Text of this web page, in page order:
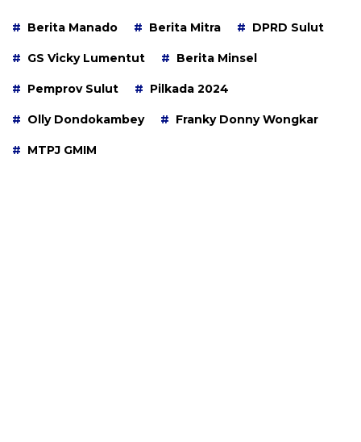
Berita Manado Berita Mitra DPRD Sulut
GS Vicky Lumentut Berita Minsel
Pemprov Sulut Pilkada 2024
Olly Dondokambey Franky Donny Wongkar
MTPJ GMIM